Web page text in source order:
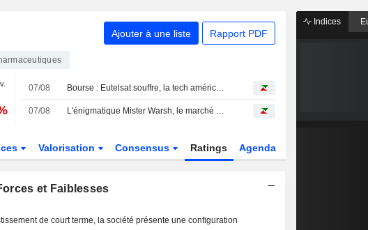
Ajouter à une liste Rapport PDF
07/08 Bourse : Eutelsat souffre, la tech américaine s'offre un baroud d'honneur nocturne
07/08 L'énigmatique Mister Warsh, le marché du travail et les taux
Valorisation Consensus Ratings Agenda
et Faiblesses
de court terme, la société présente une configuration
Indices